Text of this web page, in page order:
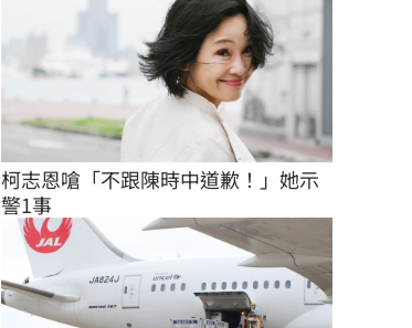
柯志恩嗆「不跟陳時中道歉！」她示
警1事